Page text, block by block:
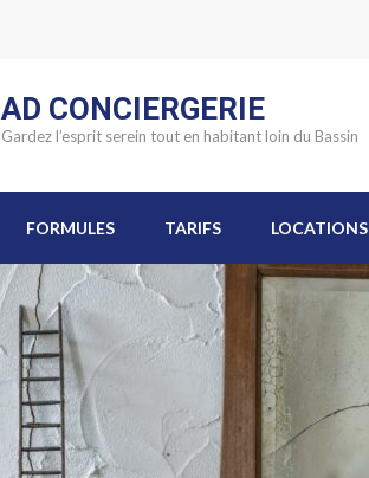
AD CONCIERGERIE
Gardez l’esprit serein tout en habitant loin du Bassin
FORMULES TARIFS LOCATIONS